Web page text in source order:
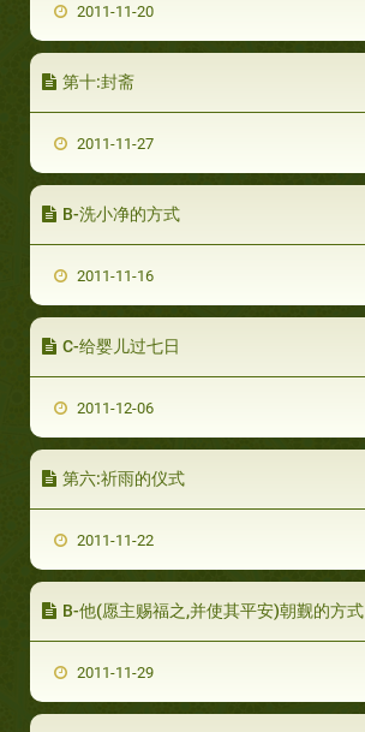
2011-11-20
第十:封斋
2011-11-27
B-洗小净的方式
2011-11-16
C-给婴儿过七日
2011-12-06
第六:祈雨的仪式
2011-11-22
B-他(愿主赐福之,并使其平安)朝觐的方式
2011-11-29